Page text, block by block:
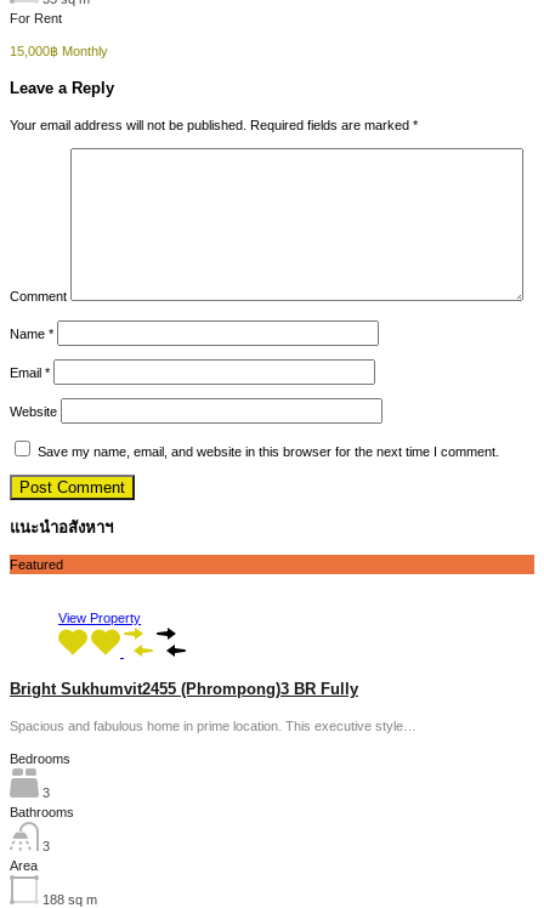
For Rent
15,000฿ Monthly
Leave a Reply
Your email address will not be published. Required fields are marked *
Comment
Name *
Email *
Website
Save my name, email, and website in this browser for the next time I comment.
แนะนำอสังหาฯ
Featured
View Property
Bright Sukhumvit2455 (Phrompong)3 BR Fully
Spacious and fabulous home in prime location. This executive style…
Bedrooms
3
Bathrooms
3
Area
188 sq m